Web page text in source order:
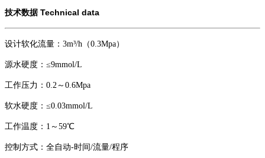
技术数据 Technical data
设计软化流量：3m³/h（0.3Mpa）
源水硬度：≤9mmol/L
工作压力：0.2～0.6Mpa
软水硬度：≤0.03mmol/L
工作温度：1～59℃
控制方式：全自动-时间/流量/程序